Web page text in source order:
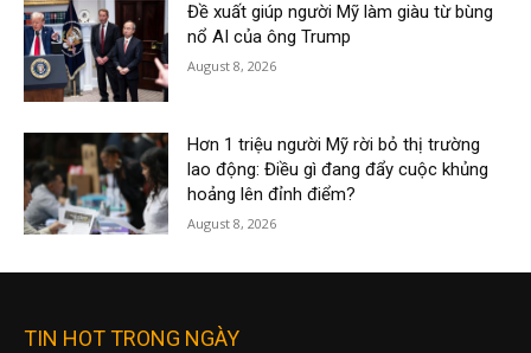
Đề xuất giúp người Mỹ làm giàu từ bùng
nổ AI của ông Trump
August 8, 2026
Hơn 1 triệu người Mỹ rời bỏ thị trường
lao động: Điều gì đang đẩy cuộc khủng
hoảng lên đỉnh điểm?
August 8, 2026
TIN HOT TRONG NGÀY